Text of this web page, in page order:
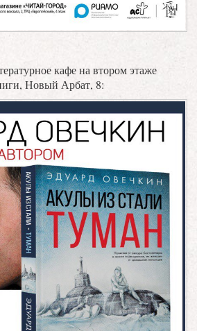
кафе на втором этаже
Новый Арбат, 8: